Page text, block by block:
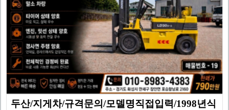
두산/지게차/규격문의/모델명직접입력/1998년식